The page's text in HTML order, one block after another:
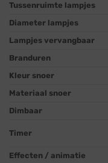
Tussenruimte lampjes
Diameter lampjes
Lampjes vervangbaar
Branduren
Kleur snoer
Materiaal snoer
Dimbaar
Timer
Effecten / animatie